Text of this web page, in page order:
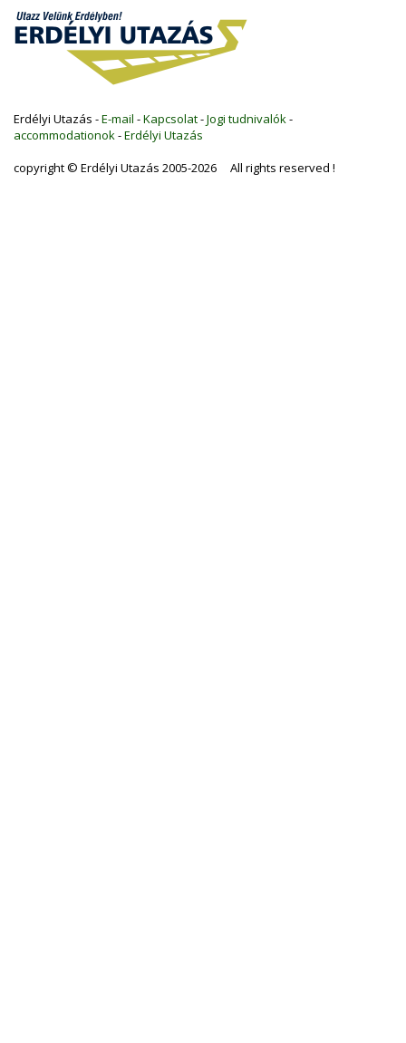
Erdélyi Utazás -E-mail -Kapcsolat-Jogi tudnivalók-
accommodationok-Erdélyi Utazás
copyright © Erdélyi Utazás 2005-2026 All rights reserved !